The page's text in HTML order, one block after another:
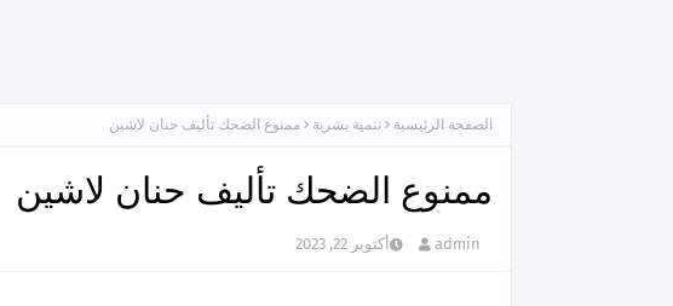
الصفحة الرئيسية تنمية بشرية ممنوع الضحك تأليف حنان لاشين
ممنوع الضحك تأليف حنان لاشين
admin أكتوبر 22, 2023